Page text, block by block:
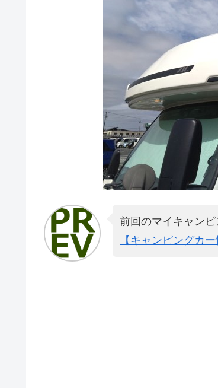
前回のマイキャン
【キャンピングカ